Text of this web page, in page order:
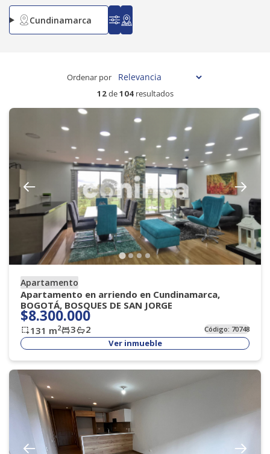
Cundinamarca
12de104resultados
Ordenar por
Apartamento
Apartamento en arriendo en Cundinamarca,
BOGOTÁ, BOSQUES DE SAN JORGE
$8.300.000
131 m2 3 2 Código: 70748
Ver inmueble